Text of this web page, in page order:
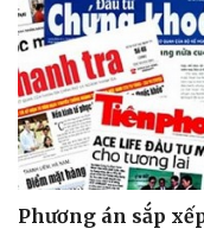
Doanh nghiệp
Thông tin doanh nghiệp
Doanh nghiệp 24h
Doanh nhân
Vì cộng đồng
Phương án sắp